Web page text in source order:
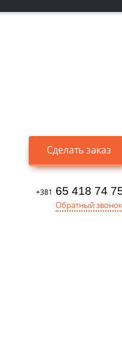
Сделать заказ
+381 65 418 74
Обратный звонок